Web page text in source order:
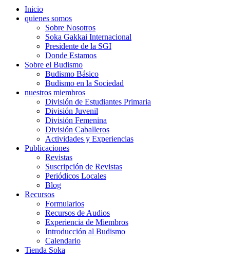
Inicio
quienes somos
Sobre Nosotros
Soka Gakkai Internacional
Presidente de la SGI
Donde Estamos
Sobre el Budismo
Budismo Básico
Budismo en la Sociedad
nuestros miembros
División de Estudiantes Primaria
División Juvenil
División Femenina
División Caballeros
Actividades y Experiencias
Publicaciones
Revistas
Suscripción de Revistas
Periódicos Locales
Blog
Recursos
Formularios
Recursos de Audios
Experiencia de Miembros
Introducción al Budismo
Calendario
Tienda Soka